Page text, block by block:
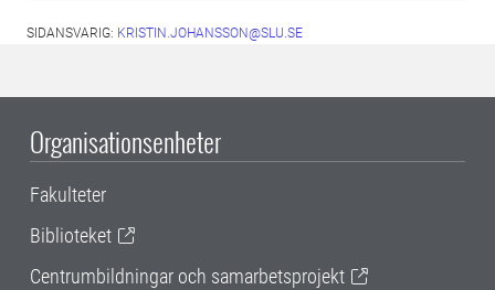
SIDANSVARIG: KRISTIN.JOHANSSON@SLU.SE
Organisationsenheter
Fakulteter
Biblioteket
Centrumbildningar och samarbetsprojekt